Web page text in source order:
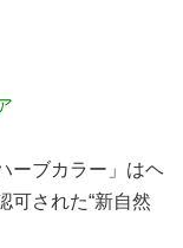
ーブカラー」はヘ
可された“新自然